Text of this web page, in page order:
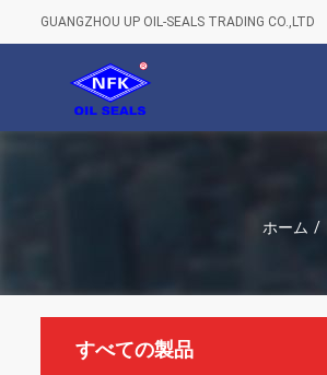
GUANGZHOU UP OIL-SEALS TRADING CO.,LTD
ホーム /
すべての製品